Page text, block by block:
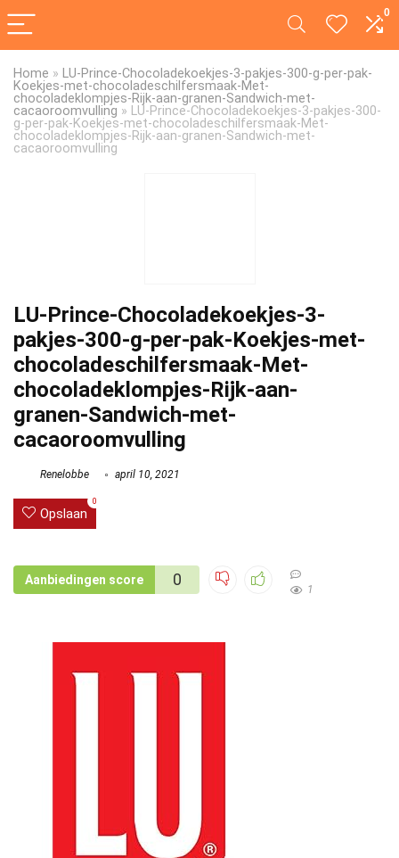
0
Home » LU-Prince-Chocoladekoekjes-3-pakjes-300-g-per-pak-
Koekjes-met-chocoladeschilfersmaak-Met-
chocoladeklompjes-Rijk-aan-granen-Sandwich-met-
cacaoroomvulling » LU-Prince-Chocoladekoekjes-3-pakjes-300-
g-per-pak-Koekjes-met-chocoladeschilfersmaak-Met-
chocoladeklompjes-Rijk-aan-granen-Sandwich-met-
cacaoroomvulling
LU-Prince-Chocoladekoekjes-3-
pakjes-300-g-per-pak-Koekjes-met-
chocoladeschilfersmaak-Met-
chocoladeklompjes-Rijk-aan-
granen-Sandwich-met-
cacaoroomvulling
Renelobbe april 10, 2021
Opslaan
0
Aanbiedingen score 0
1